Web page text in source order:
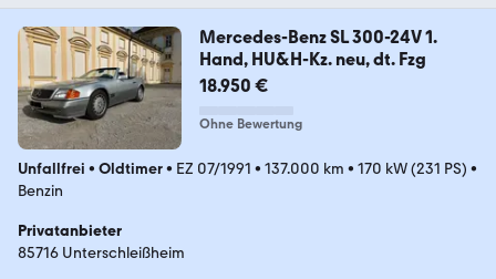
Mercedes-Benz SL 300-24V 1.
Hand, HU&H-Kz. neu, dt. Fzg
18.950 €
Ohne Bewertung
Unfallfrei • Oldtimer• EZ 07/1991 • 137.000 km • 170 kW (231 PS) •
Benzin
Privatanbieter
85716 Unterschleißheim